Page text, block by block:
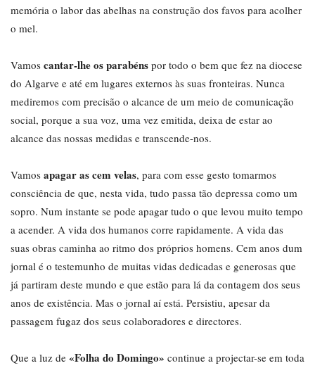
memória o labor das abelhas na construção dos favos para acolher
o mel.
Vamos cantar-lhe os parabéns por todo o bem que fez na diocese
do Algarve e até em lugares externos às suas fronteiras. Nunca
mediremos com precisão o alcance de um meio de comunicação
social, porque a sua voz, uma vez emitida, deixa de estar ao
alcance das nossas medidas e transcende-nos.
Vamos apagar as cem velas, para com esse gesto tomarmos
consciência de que, nesta vida, tudo passa tão depressa como um
sopro. Num instante se pode apagar tudo o que levou muito tempo
a acender. A vida dos humanos corre rapidamente. A vida das
suas obras caminha ao ritmo dos próprios homens. Cem anos dum
jornal é o testemunho de muitas vidas dedicadas e generosas que
já partiram deste mundo e que estão para lá da contagem dos seus
anos de existência. Mas o jornal aí está. Persistiu, apesar da
passagem fugaz dos seus colaboradores e directores.
Que a luz de «Folha do Domingo» continue a projectar-se em toda